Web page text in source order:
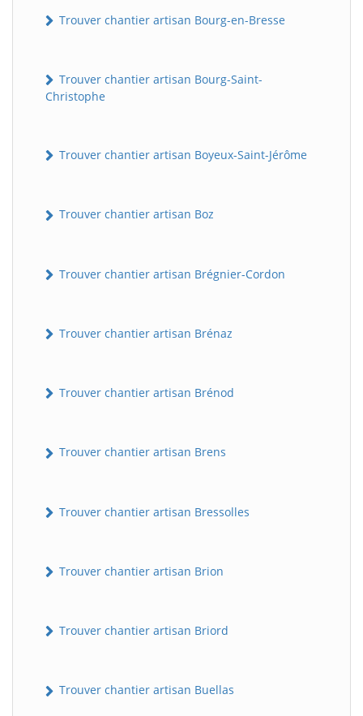
Trouver chantier artisan Bourg-en-Bresse
Trouver chantier artisan Bourg-Saint-
Christophe
Trouver chantier artisan Boyeux-Saint-Jérôme
Trouver chantier artisan Boz
Trouver chantier artisan Brégnier-Cordon
Trouver chantier artisan Brénaz
Trouver chantier artisan Brénod
Trouver chantier artisan Brens
Trouver chantier artisan Bressolles
Trouver chantier artisan Brion
Trouver chantier artisan Briord
Trouver chantier artisan Buellas